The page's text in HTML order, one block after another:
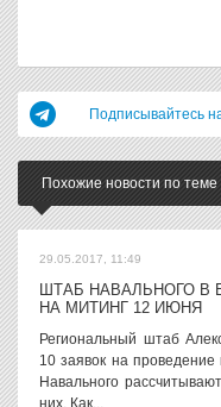
Подписывайтесь
Похожие новости по теме
29.05.2017, 11:49
ШТАБ НАВАЛЬНОГО В
НА МИТИНГ 12 ИЮНЯ
Региональный штаб
10 заявок на
Навального
них. Как...